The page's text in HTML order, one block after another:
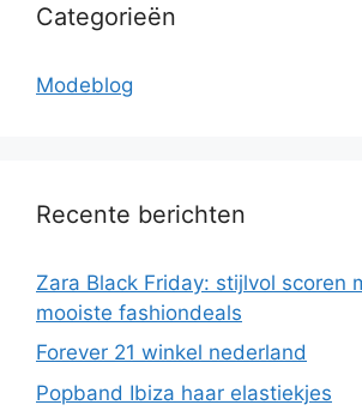
Categorieën
Modeblog
Recente berichten
Zara Black Friday: stijlvol scoren
mooiste fashiondeals
Forever 21 winkel nederland
Popband Ibiza haar elastiekjes